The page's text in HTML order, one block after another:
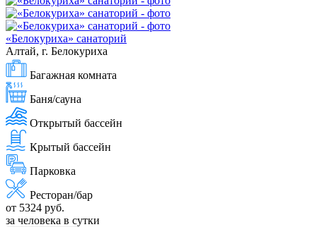
«Белокуриха» санаторий
Алтай, г. Белокуриха
Багажная комната
Баня/сауна
Открытый бассейн
Крытый бассейн
Парковка
Ресторан/бар
от 5324 руб.
за человека в сутки